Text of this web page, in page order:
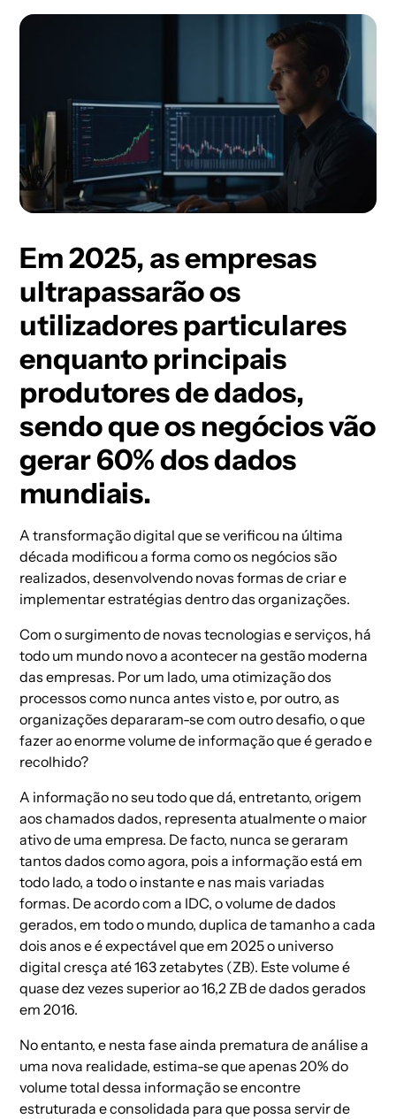
Em 2025, as empresas
ultrapassarão os
utilizadores particulares
enquanto principais
produtores de dados,
sendo que os negócios vão
gerar 60% dos dados
mundiais.
A transformação digital que se verificou na última
década modificou a forma como os negócios são
realizados, desenvolvendo novas formas de criar e
implementar estratégias dentro das organizações.
Com o surgimento de novas tecnologias e serviços, há
todo um mundo novo a acontecer na gestão moderna
das empresas. Por um lado, uma otimização dos
processos como nunca antes visto e, por outro, as
organizações depararam-se com outro desafio, o que
fazer ao enorme volume de informação que é gerado e
recolhido?
A informação no seu todo que dá, entretanto, origem
aos chamados dados, representa atualmente o maior
ativo de uma empresa. De facto, nunca se geraram
tantos dados como agora, pois a informação está em
todo lado, a todo o instante e nas mais variadas
formas. De acordo com a IDC, o volume de dados
gerados, em todo o mundo, duplica de tamanho a cada
dois anos e é expectável que em 2025 o universo
digital cresça até 163 zetabytes (ZB). Este volume é
quase dez vezes superior ao 16,2 ZB de dados gerados
em 2016.
No entanto, e nesta fase ainda prematura de análise a
uma nova realidade, estima-se que apenas 20% do
volume total dessa informação se encontre
estruturada e consolidada para que possa servir de